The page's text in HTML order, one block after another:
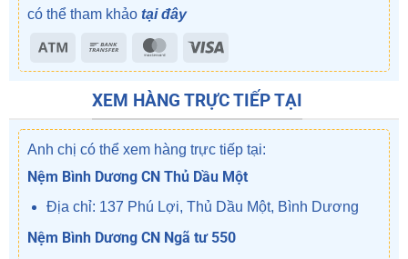
có thể tham khảo tại đây
Atm
Bank
Transfer
MasterCard
XEM HÀNG TRỰC TIẾP TẠI
Anh chị có thể xem hàng trực tiếp tại:
Nệm Bình Dương CN Thủ Dầu Một
Địa chỉ: 137 Phú Lợi, Thủ Dầu Một, Bình Dương
Nệm Bình Dương CN Ngã tư 550